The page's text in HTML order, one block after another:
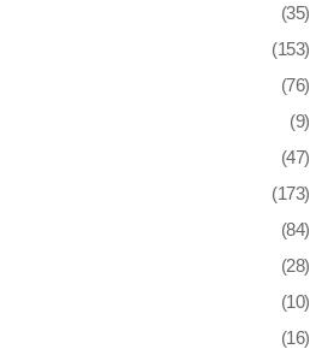
(35)
(153)
(76)
(9)
(47)
(173)
(84)
(28)
(10)
(16)